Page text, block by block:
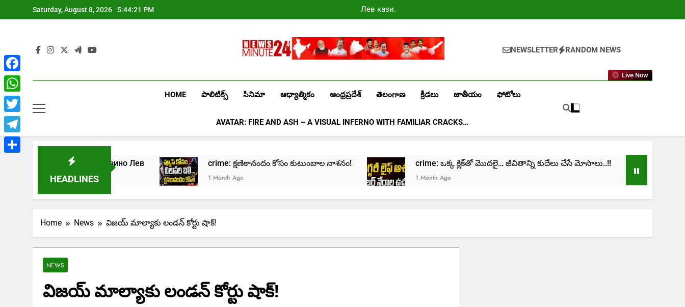
to
Saturday, August 8, 2026 5:44:21 PM
Лев казино
промокоды
Newsminute24
NEWSLETTER RANDOM NEWS
Live Now
HOME పాలిటిక్స్ సినిమా ఆధ్యాత్మికం ఆంధ్రప్రదేశ్ తెలంగాణ క్రీడలు జాతీయం ఫోటోలు
AVATAR: FIRE AND ASH – A VISUAL INFERNO WITH FAMILIAR CRACKS…
HEADLINES
Играть в онлайн казино Лев crime: క్షణికానందం కోసం కుటుంబాల నాశనం!
1 Month Ago
crime: ఒక్క క్లిక్‌తో మొదలై… జీవితాన్ని కుదేలు చేసే మోసాలు..!!
1 Month Ago
Home News విజయ్ మాల్యాకు లండన్ కోర్టు షాక్!
NEWS
విజయ్ మాల్యాకు లండన్ కోర్టు షాక్!
Facebook
WhatsApp
Twitter
Telegram